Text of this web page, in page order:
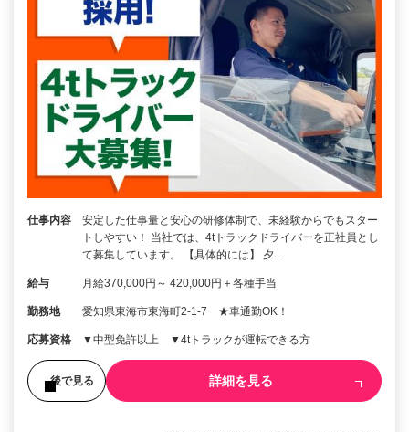
仕事内容
安定した仕事量と安心の研修体制で、未経験からでもスター
トしやすい！ 当社では、4tトラックドライバーを正社員とし
て募集しています。 【具体的には】 夕…
給与 月給370,000円～ 420,000円＋各種手当
勤務地 愛知県東海市東海町2-1-7 ★車通勤OK！
応募資格 ▼中型免許以上 ▼4tトラックが運転できる方
後で見る 詳細を見る